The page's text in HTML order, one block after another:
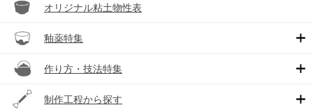
オリジナル粘土物性表
釉薬特集
作り方・技法特集
制作工程から探す